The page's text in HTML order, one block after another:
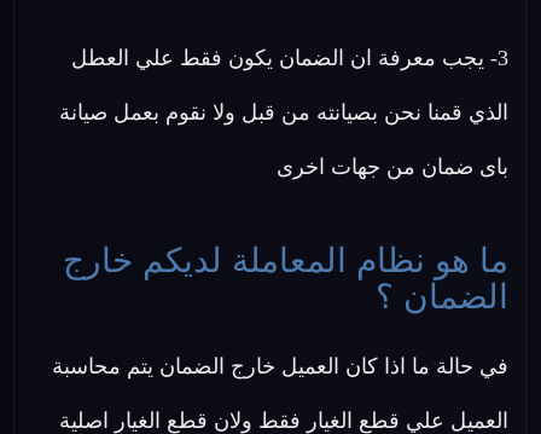
3- يجب معرفة ان الضمان يكون فقط علي العطل
الذي قمنا نحن بصيانته من قبل ولا نقوم بعمل صيانة
باى ضمان من جهات اخرى
ما هو نظام المعاملة لديكم خارج
الضمان ؟
في حالة ما اذا كان العميل خارج الضمان يتم محاسبة
العميل علي قطع الغيار فقط ولان قطع الغيار اصلية